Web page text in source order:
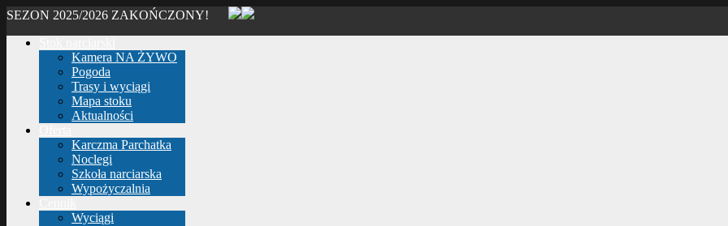
SEZON 2025/2026 ZAKOŃCZONY!
Kamera NA ŻYWO
Pogoda
Trasy i wyciągi
Mapa stoku
Aktualności
Karczma Parchatka
Noclegi
Szkoła narciarska
Wypożyczalnia
Wyciągi